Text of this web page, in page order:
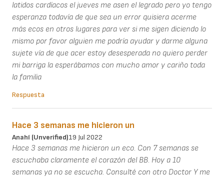
latidos cardíacos el jueves me asen el legrado pero yo tengo
esperanza todavía de que sea un error quisiera acerme
más ecos en otros lugares para ver si me sigen diciendo lo
mismo por favor alguien me podría ayudar y darme alguna
sujete vía de que acer estoy desesperada no quiero perder
mi barriga la esperábamos con mucho amor y cariño toda
la familia
Respuesta
Hace 3 semanas me hicieron un
Anahí (unverified)19 Jul 2022
Hace 3 semanas me hicieron un eco. Con 7 semanas se
escuchaba claramente el corazón del BB. Hoy a 10
semanas ya no se escucha. Consulté con otro Doctor Y me